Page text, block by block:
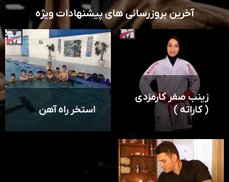
آخرین بروزرسانی های پیشنهادات ویژه
زینب صفر کارمزدی
( کاراته )
استخر راه آهن